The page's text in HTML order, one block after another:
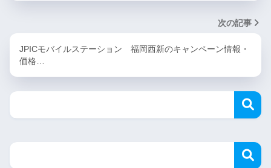
次の記事
JPICモバイルステーション 福岡西新のキャンペーン情報・
価格…